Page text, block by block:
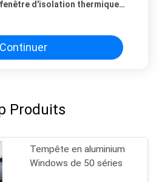
d'isolation thermique
Continuer
Produits
Tempête en aluminium
Windows de 50 séries